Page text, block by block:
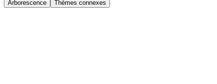
Arborescence Thèmes connexes